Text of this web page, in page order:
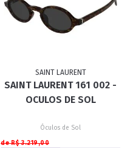
SAINT LAURENT
SAINT LAURENT 161 002 -
OCULOS DE SOL
Óculos de Sol
de R$ 3.219,00